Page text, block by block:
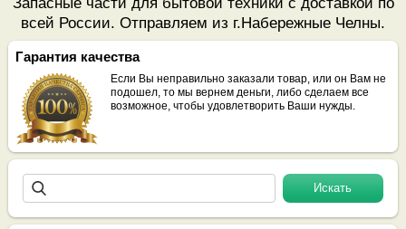
всей России. Отправляем из г.Набережные Челны.
Гарантия качества
Если Вы неправильно заказали товар, или он Вам не
подошел, то мы вернем деньги, либо сделаем все
возможное, чтобы удовлетворить Ваши нужды.